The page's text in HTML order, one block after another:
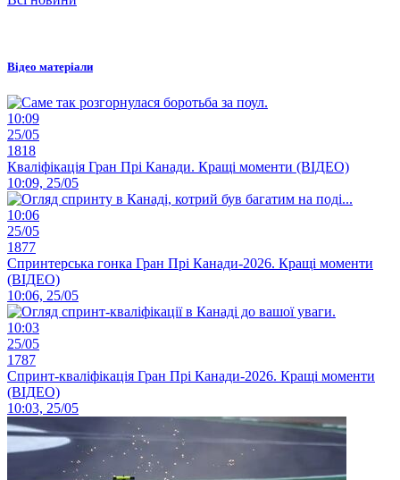
Відео матеріали
10:09
25/05
1818
Кваліфікація Гран Прі Канади. Кращі моменти (ВІДЕО)
10:09, 25/05
10:06
25/05
1877
Спринтерська гонка Гран Прі Канади-2026. Кращі моменти
(ВІДЕО)
10:06, 25/05
10:03
25/05
1787
Спринт-кваліфікація Гран Прі Канади-2026. Кращі моменти
(ВІДЕО)
10:03, 25/05